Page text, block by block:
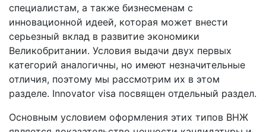
специалистам, а также бизнесменам с
инновационной идеей, которая может внести
серьезный вклад в развитие экономики
Великобритании. Условия выдачи двух первых
категорий аналогичны, но имеют незначительные
отличия, поэтому мы рассмотрим их в этом
разделе. Innovator visa посвящен отдельный раздел.
Основным условием оформления этих типов ВНЖ